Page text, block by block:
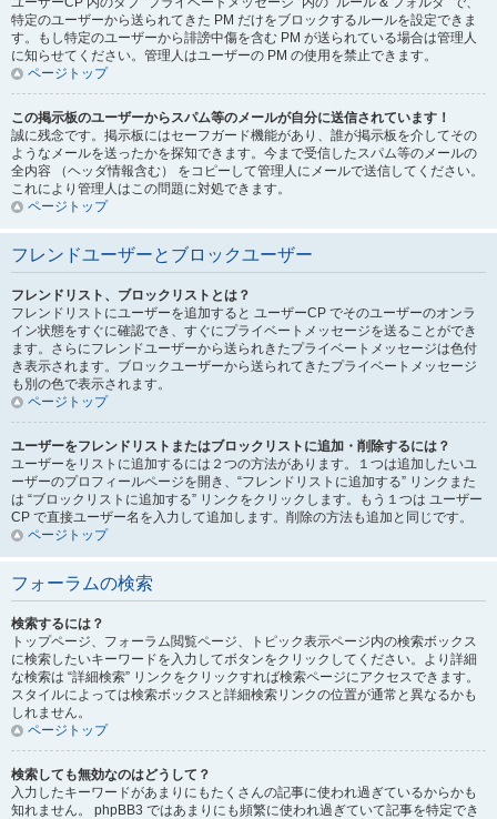
特定のユーザーから送られてきた PM だけをブロックするルールを設定できま
す。もし特定のユーザーから誹謗中傷を含む PM が送られている場合は管理人
に知らせてください。管理人はユーザーの PM の使用を禁止できます。
ページトップ
この掲示板のユーザーからスパム等のメールが自分に送信されています！
誠に残念です。掲示板にはセーフガード機能があり、誰が掲示板を介してその
ようなメールを送ったかを探知できます。今まで受信したスパム等のメールの
全内容 （ヘッダ情報含む） をコピーして管理人にメールで送信してください。
これにより管理人はこの問題に対処できます。
ページトップ
フレンドユーザーとブロックユーザー
フレンドリスト、ブロックリストとは？
フレンドリストにユーザーを追加すると ユーザーCP でそのユーザーのオンラ
イン状態をすぐに確認でき、すぐにプライベートメッセージを送ることができ
ます。さらにフレンドユーザーから送られきたプライベートメッセージは色付
き表示されます。ブロックユーザーから送られてきたプライベートメッセージ
も別の色で表示されます。
ページトップ
ユーザーをフレンドリストまたはブロックリストに追加・削除するには？
ユーザーをリストに追加するには２つの方法があります。１つは追加したいユ
ーザーのプロフィールページを開き、“フレンドリストに追加する” リンクまた
は “ブロックリストに追加する” リンクをクリックします。もう１つは ユーザー
CP で直接ユーザー名を入力して追加します。削除の方法も追加と同じです。
ページトップ
フォーラムの検索
検索するには？
トップページ、フォーラム閲覧ページ、トピック表示ページ内の検索ボックス
に検索したいキーワードを入力してボタンをクリックしてください。より詳細
な検索は “詳細検索” リンクをクリックすれば検索ページにアクセスできます。
スタイルによっては検索ボックスと詳細検索リンクの位置が通常と異なるかも
しれません。
ページトップ
検索しても無効なのはどうして？
入力したキーワードがあまりにもたくさんの記事に使われ過ぎているからかも
知れません。 phpBB3 ではあまりにも頻繁に使われ過ぎていて記事を特定でき